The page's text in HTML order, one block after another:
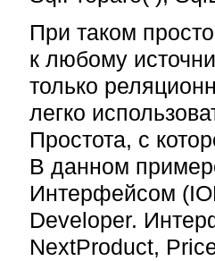
При таком
к любому
только
легко
Простота, с
В данном
Интерфейсом
Developer.
NextProduct,